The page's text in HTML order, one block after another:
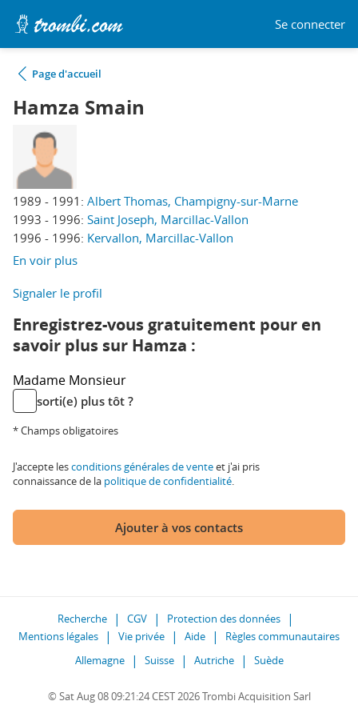
Se connecter
Page d'accueil
Hamza Smain
1989 - 1991: Albert Thomas, Champigny-sur-Marne
1993 - 1996: Saint Joseph, Marcillac-Vallon
1996 - 1996: Kervallon, Marcillac-Vallon
En voir plus
Signaler le profil
Enregistrez-vous gratuitement pour en
savoir plus sur Hamza :
Madame Monsieur
sorti(e) plus tôt ?
* Champs obligatoires
J'accepte lesconditions générales de venteet j'ai pris
connaissance de la politique de confidentialité.
Ajouter à vos contacts
Recherche CGV
Protection des données
Mentions légales
Vie privée Aide
Règles communautaires
Allemagne
Suisse Autriche Suède
© Sat Aug 08 09:21:24 CEST 2026 Trombi Acquisition Sarl